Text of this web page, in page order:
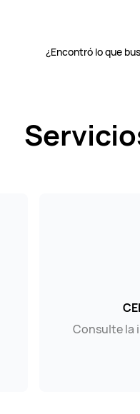
¿Encontró lo que
Consulte la